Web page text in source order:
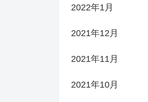
2022年1月
2021年12月
2021年11月
2021年10月